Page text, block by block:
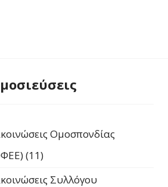
Ομοσπονδίας
(11)
Συλλόγου